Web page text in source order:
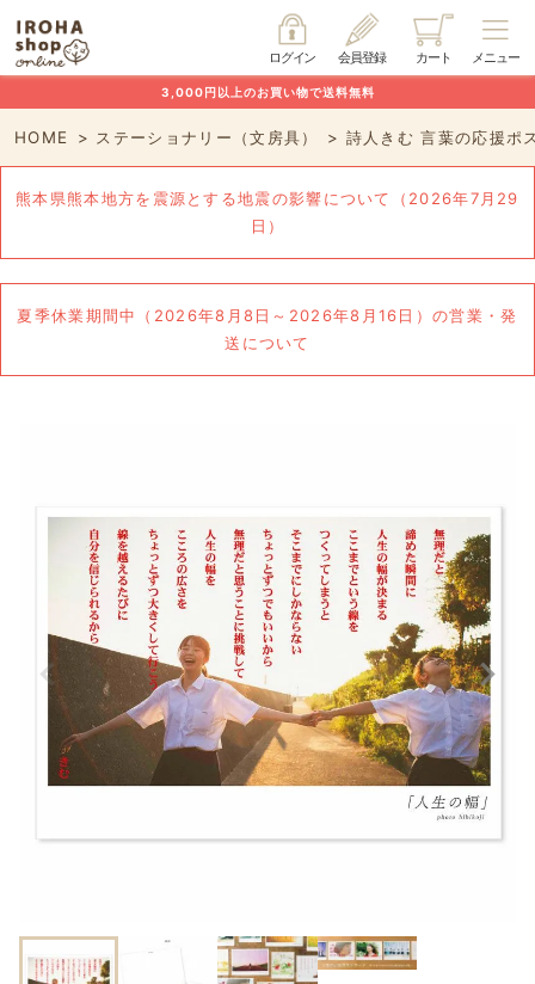
メニュー
カート
会員登録
ログイン
3,000円以上のお買い物で送料無料
HOME ステーショナリー（文房具） 詩人きむ 言葉の応援ポ
熊本県熊本地方を震源とする地震の影響について（2026年7月29
日）
夏季休業期間中（2026年8月8日～2026年8月16日）の営業・発
送について